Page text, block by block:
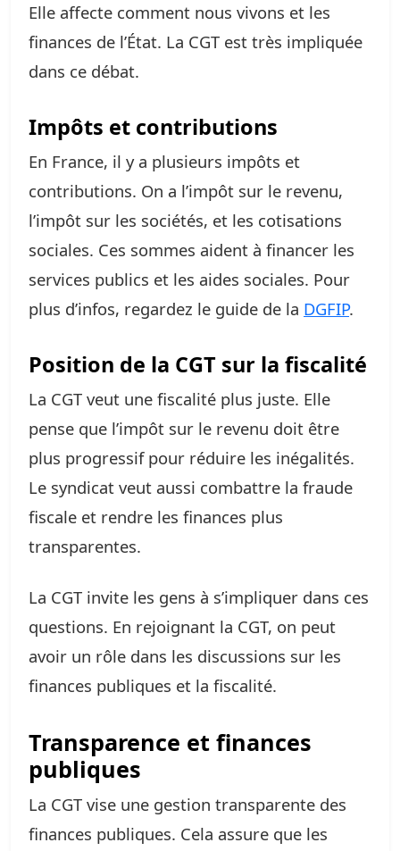
Elle affecte comment nous vivons et les
finances de l’État. La CGT est très impliquée
dans ce débat.
Impôts et contributions
En France, il y a plusieurs impôts et
contributions. On a l’impôt sur le revenu,
l’impôt sur les sociétés, et les cotisations
sociales. Ces sommes aident à financer les
services publics et les aides sociales. Pour
plus d’infos, regardez le guide de la DGFIP.
Position de la CGT sur la fiscalité
La CGT veut une fiscalité plus juste. Elle
pense que l’impôt sur le revenu doit être
plus progressif pour réduire les inégalités.
Le syndicat veut aussi combattre la fraude
fiscale et rendre les finances plus
transparentes.
La CGT invite les gens à s’impliquer dans ces
questions. En rejoignant la CGT, on peut
avoir un rôle dans les discussions sur les
finances publiques et la fiscalité.
Transparence et finances
publiques
La CGT vise une gestion transparente des
finances publiques. Cela assure que les